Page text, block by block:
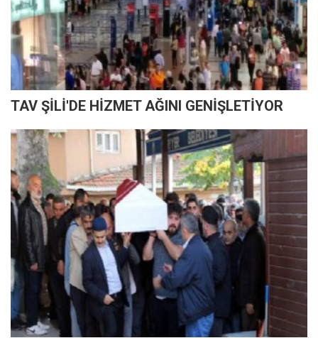
TAV ŞİLİ'DE HİZMET AĞINI GENİŞLETİYOR